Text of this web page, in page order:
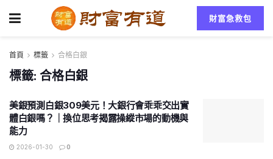
財富急救包
首頁 標籤 合格白銀
標籤:合格白銀
美銀預測白銀309美元！大銀行會乖乖交出實
體白銀嗎？｜換位思考揭露操縱市場的動機與
能力
2026-01-30 0